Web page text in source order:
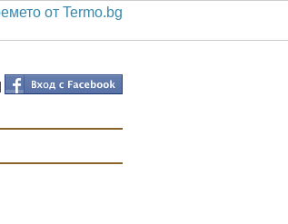
от Termo.bg
|